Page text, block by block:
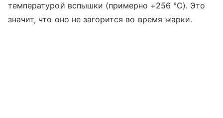
температурой вспышки (примерно +256 °C). Это
значит, что оно не загорится во время жарки.